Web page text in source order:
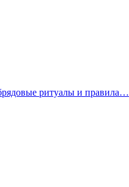
ритуалы и правила…